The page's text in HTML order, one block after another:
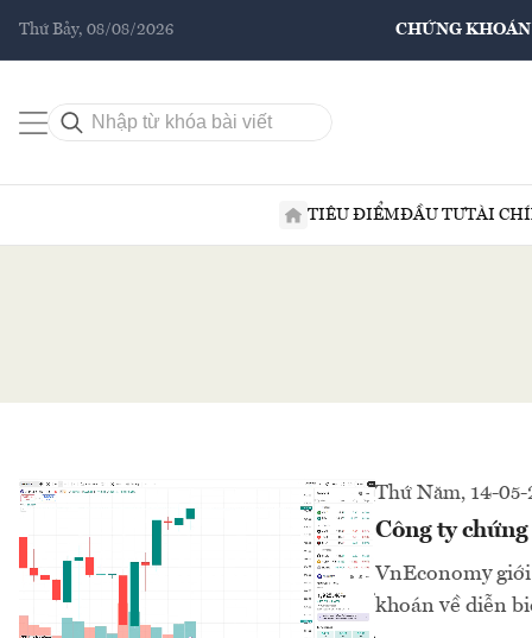
Thứ Bảy, 08/08/2026 CHỨNG KHOÁN
TIÊU ĐIỂMĐẦU TƯTÀI
Thứ Năm, 14-05-
Công ty
VnEconomy
khoán về diễn